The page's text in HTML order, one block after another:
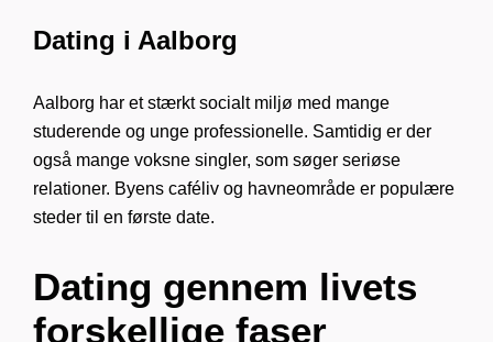
Dating i Aalborg
Aalborg har et stærkt socialt miljø med mange
studerende og unge professionelle. Samtidig er der
også mange voksne singler, som søger seriøse
relationer. Byens caféliv og havneområde er populære
steder til en første date.
Dating gennem livets
forskellige faser